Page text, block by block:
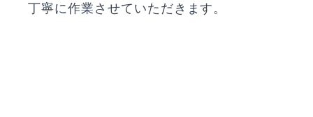
丁寧に作業させていただきます。